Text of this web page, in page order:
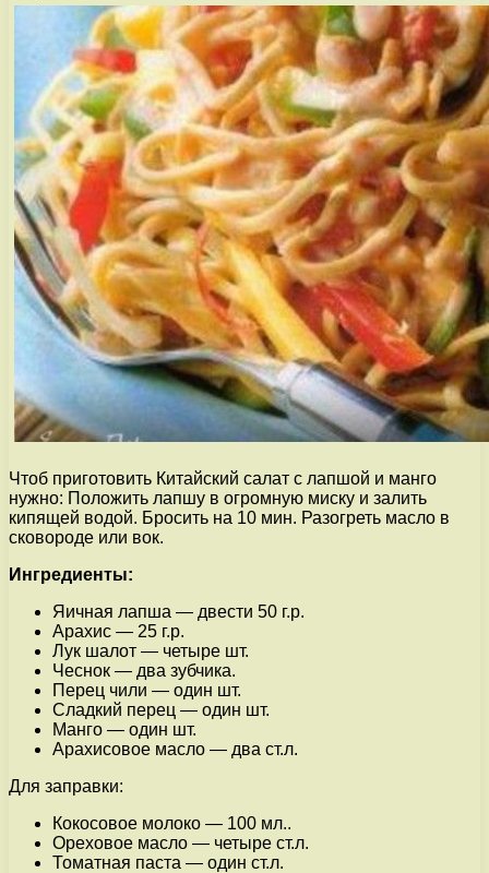
Чтоб приготовить Китайский салат с лапшой и манго
нужно: Положить лапшу в огромную миску и залить
кипящей водой. Бросить на 10 мин. Разогреть масло в
сковороде или вок.
Ингредиенты:
Яичная лапша — двести 50 г.р.
Арахис — 25 г.р.
Лук шалот — четыре шт.
Чеснок — два зубчика.
Перец чили — один шт.
Сладкий перец — один шт.
Манго — один шт.
Арахисовое масло — два ст.л.
Для заправки:
Кокосовое молоко — 100 мл..
Ореховое масло — четыре ст.л.
Томатная паста — один ст.л.